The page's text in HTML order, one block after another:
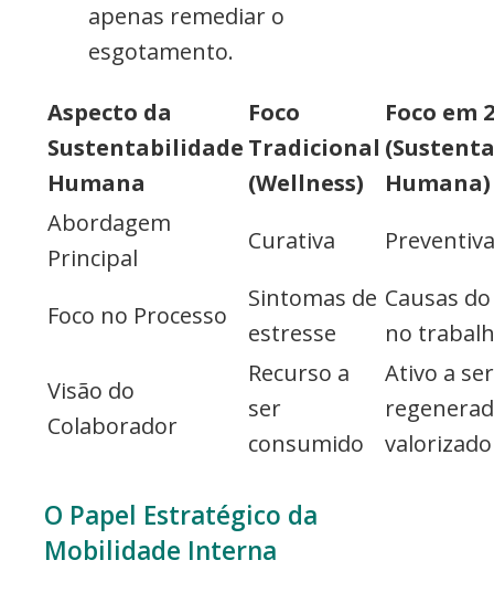
apenas remediar o
esgotamento.
Aspecto da
Sustentabilidade
Humana
Foco
Tradicional
(Wellness)
Foco em
Humana)
Abordagem
Principal
Curativa Preventiva
Foco no Processo
Sintomas de
estresse
Causas
no
Visão do
Colaborador
Recurso a
ser
consumido
Ativo a ser
valorizado
O Papel Estratégico da
Mobilidade Interna